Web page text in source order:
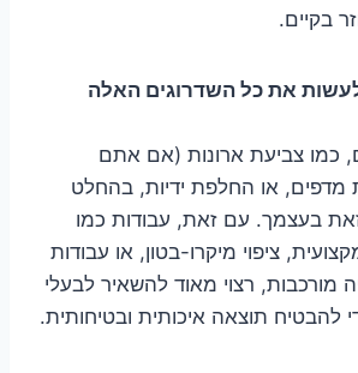
בקיים.
את כל השדרוגים האלה
כמו צביעת ארונות (אם אתם
מדפים, או החלפת ידיות, בהחלט
בעצמך. עם זאת, עבודות כמו
ציפוי מיקרו-בטון, או עבודות
מורכבות, רצוי מאוד להשאיר לבעלי
להבטיח תוצאה איכותית ובטיחותית.